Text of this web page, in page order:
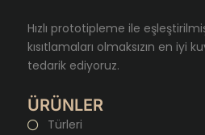
Hızlı prototipleme ile
kısıtlamaları olmaksızın en iyi
tedarik ediyoruz.
ÜRÜNLER
Türleri